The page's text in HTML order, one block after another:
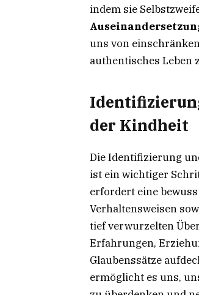
indem sie
uns von
authentisches Leben
der Kindheit
Die Identifizierung
ist ein wichtiger
erfordert eine
Verhaltensweisen
tief verwurzelten
Erfahrungen,
Glaubenssätze
ermöglicht es uns,